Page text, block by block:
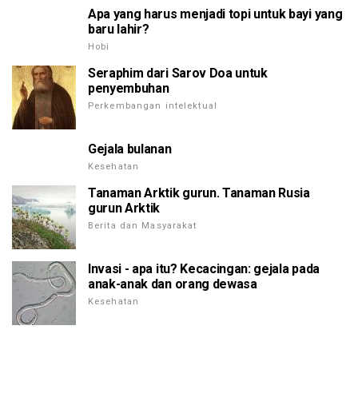
Apa yang harus menjadi topi untuk bayi yang
baru lahir?
Hobi
Seraphim dari Sarov Doa untuk
penyembuhan
Perkembangan intelektual
Gejala bulanan
Kesehatan
Tanaman Arktik gurun. Tanaman Rusia
gurun Arktik
Berita dan Masyarakat
Invasi - apa itu? Kecacingan: gejala pada
anak-anak dan orang dewasa
Kesehatan